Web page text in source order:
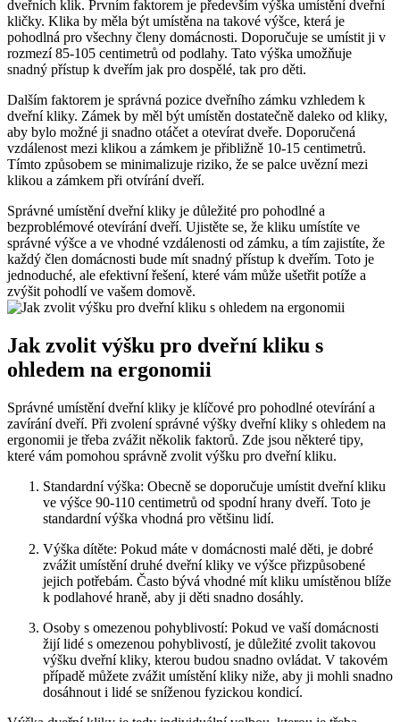
dveřních klik. Prvním faktorem‍ je především​ výška umístění‍ dveřní
kličky. Klika by ⁣měla být umístěna na takové výšce, která je
⁣pohodlná pro všechny členy domácnosti. Doporučuje se umístit ji​ v
rozmezí 85-105​ centimetrů ⁢od podlahy. ‌Tato výška ​umožňuje
snadný ‌přístup k dveřím jak pro⁣ dospělé, tak pro děti.
Dalším faktorem je správná pozice dveřního zámku vzhledem k
dveřní kliky. Zámek by⁤ měl být umístěn ⁣dostatečně⁤ daleko od kliky,​
aby bylo ⁢možné ji ⁣snadno otáčet a otevírat ⁢dveře. Doporučená
‍vzdálenost mezi‍ klikou ‍a⁣ zámkem ⁢je přibližně 10-15 centimetrů.
Tímto způsobem se​ minimalizuje riziko, že se‌ palce ‌uvězní mezi‌
klikou ​a zámkem při otvírání dveří.
Správné umístění dveřní‍ kliky⁣ je důležité ‍pro pohodlné a ​
bezproblémové otevírání⁢ dveří. ⁤Ujistěte se, že kliku⁤ umístíte ve
správné ⁢výšce ​a ve ⁣vhodné vzdálenosti od zámku, a tím ⁤zajistíte, že
každý člen domácnosti‍ bude ⁢mít ​snadný přístup k dveřím. Toto je
⁢jednoduché, ale efektivní řešení, které ‍vám může ušetřit potíže a
zvýšit⁣ pohodlí ve vašem domově.
Jak​ zvolit výšku ‍pro dveřní kliku⁤ s
ohledem ‍na ⁤ergonomii
Správné umístění dveřní kliky je klíčové pro pohodlné otevírání a
zavírání dveří.‌ Při zvolení správné ⁤výšky dveřní kliky s ohledem na
ergonomii je třeba​ zvážit několik faktorů. Zde jsou některé tipy,
které vám pomohou správně‌ zvolit​ výšku ⁣pro⁣ dveřní kliku.
Standardní výška: Obecně se doporučuje umístit dveřní kliku
ve​ výšce 90-110 centimetrů od spodní hrany dveří. Toto je
standardní ⁢výška ‌vhodná pro většinu lidí.
Výška dítěte: Pokud máte v‌ domácnosti malé děti, je dobré
zvážit umístění druhé⁤ dveřní kliky ve​ výšce přizpůsobené
jejich potřebám. Často bývá vhodné mít kliku umístěnou​ blíže
k podlahové⁢ hraně, ⁤aby ji⁢ děti snadno dosáhly.
Osoby s omezenou‌ pohyblivostí: Pokud ve vaší domácnosti
žijí lidé s​ omezenou pohyblivostí, je ‍důležité zvolit takovou
výšku dveřní kliky, kterou‌ budou snadno ovládat. V ⁣takovém
případě můžete zvážit umístění kliky niže, aby ji mohli snadno
dosáhnout i lidé ​se sníženou fyzickou kondicí.